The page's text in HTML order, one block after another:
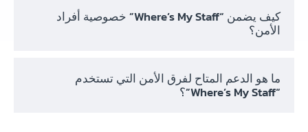
كيف يضمن “Where’s My Staff” خصوصية أفراد
الأمن؟
ما هو الدعم المتاح لفرق الأمن التي تستخدم
“Where’s My Staff”؟